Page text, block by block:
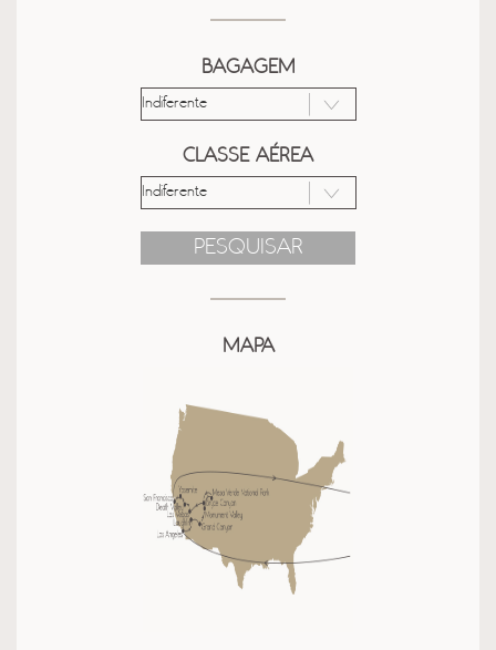
BAGAGEM
CLASSE AÉREA
PESQUISAR
MAPA